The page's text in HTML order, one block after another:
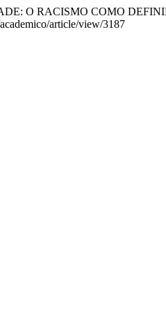
O RACISMO COMO
article/view/3187